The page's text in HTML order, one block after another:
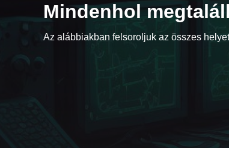
Mindenhol
Az alábbiakban felsoroljuk az összes